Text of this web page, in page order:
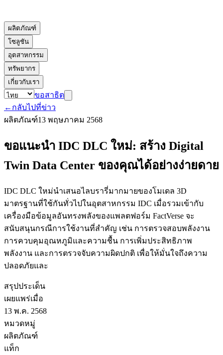
ผลิตภัณฑ์
โซลูชัน
อุตสาหกรรม
ทรัพยากร
เกี่ยวกับเรา
ขอสาธิต
← กลับไปที่ข่าว
ผลิตภัณฑ์13 พฤษภาคม 2568
ขอแนะนำ IDC DLC ใหม่: สร้าง Digital
Twin Data Center ของคุณได้อย่างง่ายดาย
IDC DLC ใหม่นำเสนอไลบรารี่มากมายของโมเดล 3D
มาตรฐานที่ใช้กันทั่วไปในอุตสาหกรรม IDC เมื่อรวมเข้ากับ
เครื่องมือข้อมูลอันทรงพลังของแพลตฟอร์ม FactVerse จะ
สนับสนุนกรณีการใช้งานที่สำคัญ เช่น การตรวจสอบพลังงาน
การควบคุมอุณหภูมิและความชื้น การเพิ่มประสิทธิภาพ
พลังงาน และการตรวจจับความผิดปกติ เพื่อให้มั่นใจถึงความ
ปลอดภัยและ
สรุปประเด็น
เผยแพร่เมื่อ
13 พ.ค. 2568
หมวดหมู่
ผลิตภัณฑ์
แท็ก